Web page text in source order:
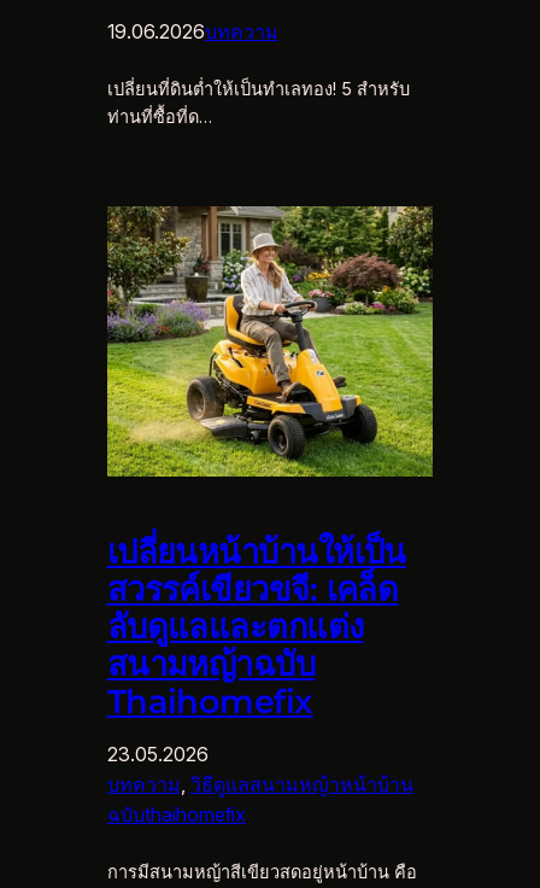
19.06.2026บทความ
เปลี่ยนที่ดินต่ำให้เป็นทำเลทอง! 5 สำหรับ
ท่านที่ซื้อที่ด…
เปลี่ยนหน้าบ้านให้เป็น
สวรรค์เขียวขจี: เคล็ด
ลับดูแลและตกแต่ง
สนามหญ้าฉบับ
Thaihomefix
23.05.2026
บทความ, วิธีดูแลสนามหญ้าหน้าบ้าน
ฉบับthaihomefix
การมีสนามหญ้าสีเขียวสดอยู่หน้าบ้าน คือ